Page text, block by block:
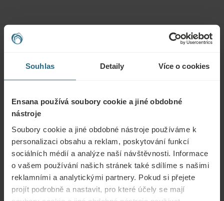
Souhlas Detaily Více o cookies
Ensana používá soubory cookie a jiné obdobné
nástroje
Soubory cookie a jiné obdobné nástroje používáme k
personalizaci obsahu a reklam, poskytování funkcí
sociálních médií a analýze naší návštěvnosti. Informace
o vašem používání našich stránek také sdílíme s našimi
reklamními a analytickými partnery. Pokud si přejete
projít podrobně a nastavit, pro které účely se mají
Obraťte se na nás s jakýmikoli dotazy ohledně našich hotelů Ensana nebo
služeb. Otázky a odpovědi týkající se našeho věrnostního programu
ZEPTAT SE
Rezervace
Naše nejlepší nabídky si můžete rezervovat zde. Pokud se chcete připojit k